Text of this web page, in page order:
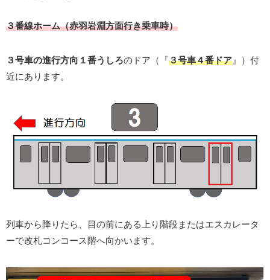
３番線ホーム（赤羽岩淵方面行き乗車時）
３号車の進行方向１番うしろのドア（『３号車４番ドア 』）付
近にあります。
列車から降りたら、目の前にある上り階段またはエスカレータ
ーで改札コンコース階へ向かいます。